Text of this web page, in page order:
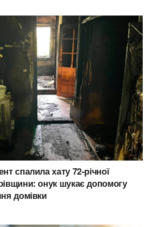
спалила хату 72-річної
онук шукає допомогу
домівки